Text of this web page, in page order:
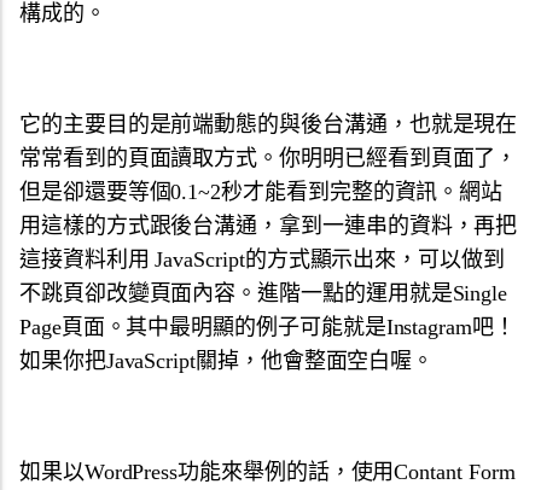
構成的。
它的主要目的是前端動態的與後台溝通，也就是現在
常常看到的頁面讀取方式。你明明已經看到頁面了，
但是卻還要等個0.1~2秒才能看到完整的資訊。網站
用這樣的方式跟後台溝通，拿到一連串的資料，再把
這接資料利用 JavaScript的方式顯示出來，可以做到
不跳頁卻改變頁面內容。進階一點的運用就是Single
Page頁面。其中最明顯的例子可能就是Instagram吧！
如果你把JavaScript關掉，他會整面空白喔。
如果以WordPress功能來舉例的話，使用Contant Form